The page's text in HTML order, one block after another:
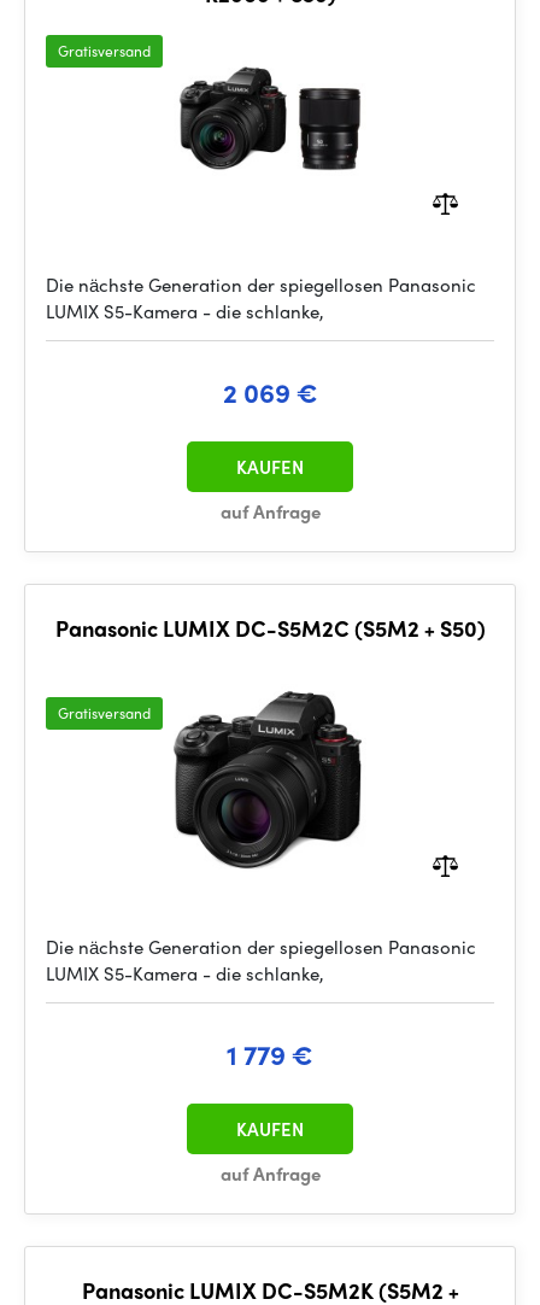
Gratisversand
Die nächste Generation der spiegellosen Panasonic
LUMIX S5-Kamera - die schlanke,
2 069 €
auf Anfrage
KAUFEN
Panasonic LUMIX DC-S5M2C (S5M2 + S50)
Gratisversand
Die nächste Generation der spiegellosen Panasonic
LUMIX S5-Kamera - die schlanke,
1 779 €
auf Anfrage
KAUFEN
Panasonic LUMIX DC-S5M2K (S5M2 +